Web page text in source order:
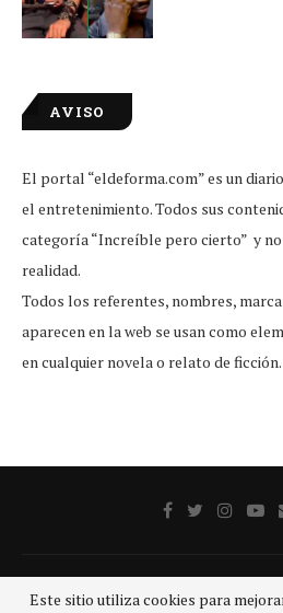
AVISO
El portal “eldeforma.com” es un
el entretenimiento. Todos sus
categoría “Increíble pero cierto” y
realidad.
Todos los referentes, nombres,
aparecen en la web se usan como
en cualquier novela o relato de ficción.
Este sitio utiliza cookies para